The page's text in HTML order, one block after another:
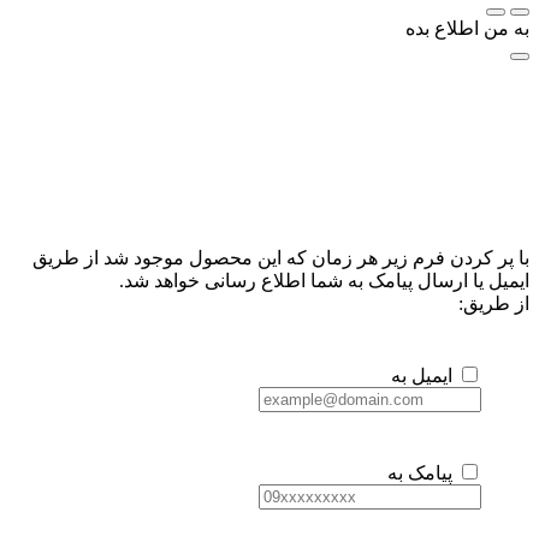
به من اطلاع بده
با پر کردن فرم زیر هر زمان که این محصول موجود شد از طریق
ایمیل یا ارسال پیامک به شما اطلاع رسانی خواهد شد.
از طریق:
ایمیل به
پیامک به